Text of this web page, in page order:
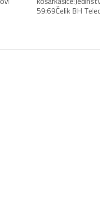
59:69Čelik BH